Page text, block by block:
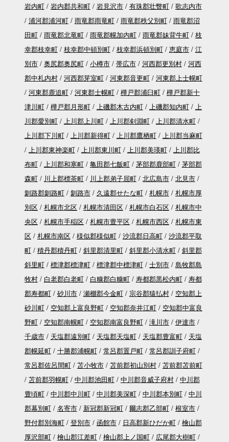
岩内町
岩内郡共和町 岩見沢市 有珠郡壮瞥町
歌志内市
浦河郡浦河町
雨竜郡雨竜町 雨竜郡秩父別町
雨竜郡沼
田町
雨竜郡北竜町 雨竜郡幌加内町 雨竜郡妹背牛町
枝
幸郡枝幸町
枝幸郡中頓別町 枝幸郡浜頓別町 恵庭市
江
別市
奥尻郡奥尻町 小樽市 帯広市 河西郡更別村
河西
郡中札内村
河西郡芽室町 河東郡音更町
河東郡上士幌町
河東郡鹿追町
河東郡士幌町 樺戸郡浦臼町
樺戸郡新十
津川町
樺戸郡月形町 上磯郡木古内町 上磯郡知内町
上
川郡愛別町
上川郡上川町 上川郡剣淵町
上川郡清水町
上川郡下川町
上川郡新得町 上川郡鷹栖町
上川郡当麻町
上川郡東神楽町
上川郡東川町 上川郡美瑛町
上川郡比
布町
上川郡和寒町 亀田郡七飯町 茅部郡鹿部町
茅部郡
森町
川上郡標茶町 川上郡弟子屈町 北広島市
北見市
釧路郡釧路町
釧路市 久遠郡せたな町 札幌市
札幌市厚
別区
札幌市北区 札幌市清田区 札幌市白石区
札幌市中
央区
札幌市手稲区 札幌市豊平区 札幌市西区
札幌市東
区
札幌市南区 様似郡様似町 沙流郡日高町
沙流郡平取
町
積丹郡積丹町 斜里郡清里町 斜里郡小清水町
斜里郡
斜里町
標津郡標津町 標津郡中標津町 士別市
島牧郡島
牧村
白老郡白老町 白糠郡白糠町 寿都郡黒松内町
寿都
郡寿都町
砂川市 瀬棚郡今金町 宗谷郡猿払村
空知郡上
砂川町
空知郡上富良野町 空知郡奈井江町
空知郡中富良
野町
空知郡南幌町 空知郡南富良野町 滝川市
伊達市
千歳市
天塩郡遠別町 天塩郡天塩町 天塩郡豊富町
天塩
郡幌延町
十勝郡浦幌町 常呂郡置戸町
常呂郡訓子府町
常呂郡佐呂間町
苫小牧市 苫前郡初山別村
苫前郡苫前町
苫前郡羽幌町
中川郡池田町 中川郡音威子府村
中川郡
豊頃町
中川郡中川町 中川郡美深町 中川郡本別町
中川
郡幕別町
名寄市 新冠郡新冠町 爾志郡乙部町
根室市
野付郡別海町
登別市 函館市 日高郡新ひだか町
檜山郡
厚沢部町
檜山郡江差町 檜山郡上ノ国町
広尾郡大樹町